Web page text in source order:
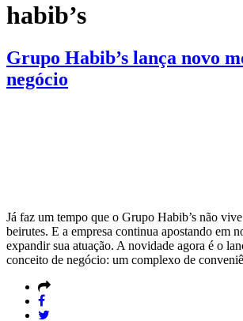
habib’s
Grupo Habib’s lança novo
negócio
Já faz um tempo que o Grupo Habib’s não
beirutes. E a empresa continua apostando em
expandir sua atuação. A novidade agora é o
conceito de negócio: um complexo de